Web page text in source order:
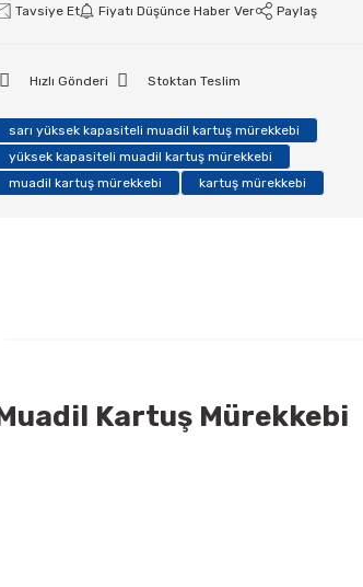
Tavsiye Et Fiyatı Düşünce Haber Ver Paylaş
Hızlı Gönderi Stoktan Teslim
sarı yüksek kapasiteli muadil kartuş mürekkebi
yüksek kapasiteli muadil kartuş mürekkebi
muadil kartuş mürekkebi
kartuş mürekkebi
Kartuş Mürekkebi